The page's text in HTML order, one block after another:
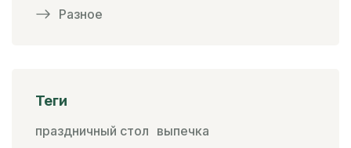
Разное
Теги
праздничный стол выпечка